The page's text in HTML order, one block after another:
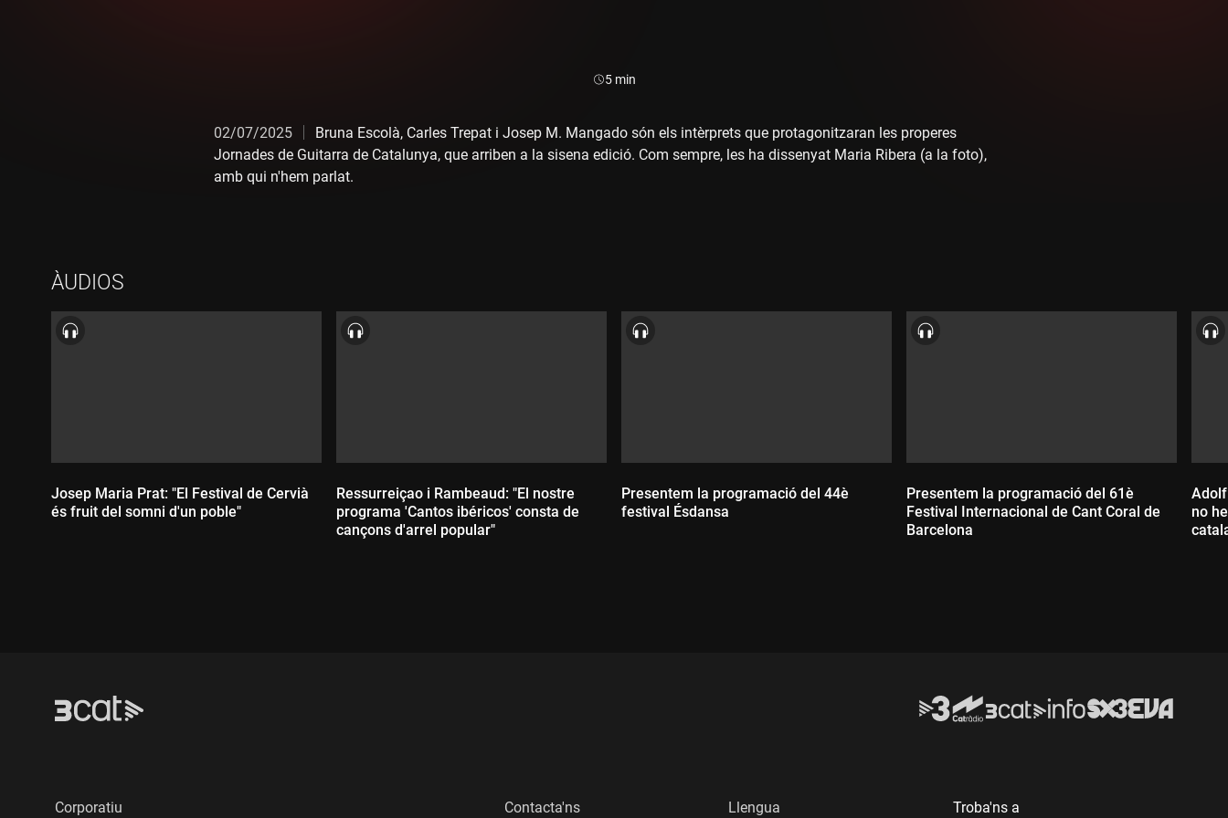
Durada:
5 min
02/07/2025
Bruna Escolà, Carles Trepat i Josep M. Mangado són els intèrprets que protagonitzaran les properes
Jornades de Guitarra de Catalunya, que arriben a la sisena edició. Com sempre, les ha dissenyat Maria Ribera (a la foto),
amb qui n'hem parlat.
ÀUDIOS
Josep Maria Prat: "El Festival de Cervià
és fruit del somni d'un poble"
Ressurreiçao i Rambeaud: "El nostre
programa 'Cantos ibéricos' consta de
cançons d'arrel popular"
Presentem la programació del 44è
festival Ésdansa
Presentem la programació del 61è
Festival Internacional de Cant Coral de
Barcelona
no
Corporatiu Contacta'ns Llengua Troba'ns a